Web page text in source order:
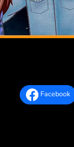
Facebook